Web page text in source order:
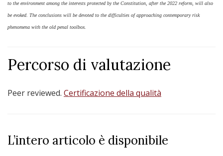
to the environment among the interests protected by the Constitution, after the 2022 reform, will also
be evoked. The conclusions will be devoted to the difficulties of approaching contemporary risk
phenomena with the old penal toolbox.
Percorso di valutazione
Peer reviewed. Certificazione della qualità
L’intero articolo è disponibile